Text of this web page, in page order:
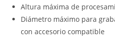
Altura máxima de
Diámetro máximo para
con accesorio compatible